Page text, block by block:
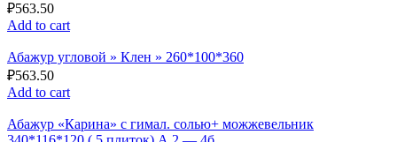
₽563.50
Add to cart
Абажур угловой » Клен » 260*100*360
₽563.50
Add to cart
Абажур «Карина» с гимал. солью+ можжевельник